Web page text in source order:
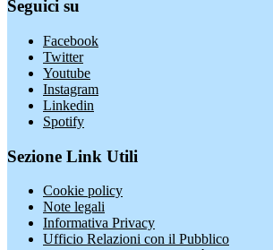
Seguici su
Facebook
Twitter
Youtube
Instagram
Linkedin
Spotify
Sezione Link Utili
Cookie policy
Note legali
Informativa Privacy
Ufficio Relazioni con il Pubblico